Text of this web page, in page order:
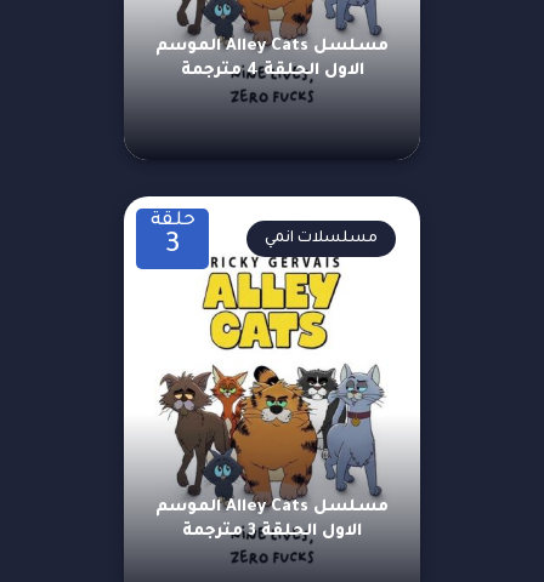
مسلسل Alley Cats الموسم
الاول الحلقة 4 مترجمة
حلقة
3
مسلسل Alley Cats الموسم
الاول الحلقة 3 مترجمة
مسلسلات انمي